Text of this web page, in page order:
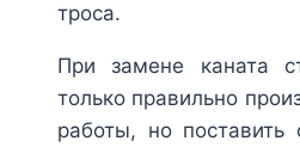
троса.
При замене каната
только правильно
работы, но поставить